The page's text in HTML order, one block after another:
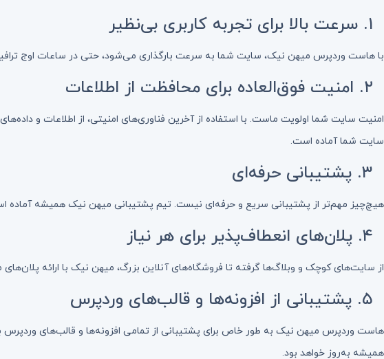
۱. سرعت بالا برای تجربه کاربری بی‌نظیر
با هاست وردپرس میهن نیک، سایت شما به سرعت بارگذاری می‌شود، حتی در ساعات اوج
۲. امنیت فوق‌العاده برای محافظت از اطلاعات
سایت شما آماده است.
۳. پشتیبانی حرفه‌ای
هیچ‌چیز مهم‌تر از پشتیبانی سریع و حرفه‌ای نیست. تیم پشتیبانی میهن نیک همیشه
۴. پلان‌های انعطاف‌پذیر برای هر نیاز
از سایت‌های کوچک و وبلاگ‌ها گرفته تا فروشگاه‌های آنلاین بزرگ، میهن نیک با ارائه
۵. پشتیبانی از افزونه‌ها و قالب‌های وردپرس
هاست وردپرس میهن نیک به طور خاص برای پشتیبانی از تمامی افزونه‌ها و قالب‌های
همیشه به‌روز خواهد بود.